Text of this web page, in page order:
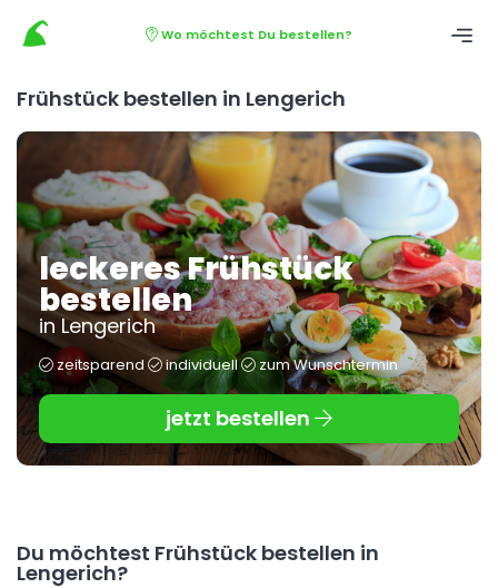
Wo möchtest Du bestellen?
Frühstück bestellen in Lengerich
leckeres Frühstück
bestellen
in Lengerich
zeitsparend individuell zum Wunschtermin
jetzt bestellen
Du möchtest Frühstück bestellen in
Lengerich?